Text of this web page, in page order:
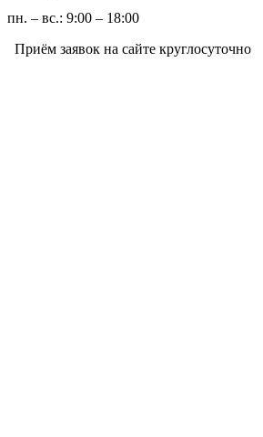
пн. – вс.: 9:00 – 18:00
Приём заявок на сайте круглосуточно